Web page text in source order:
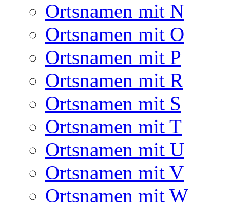
Ortsnamen mit N
Ortsnamen mit O
Ortsnamen mit P
Ortsnamen mit R
Ortsnamen mit S
Ortsnamen mit T
Ortsnamen mit U
Ortsnamen mit V
Ortsnamen mit W